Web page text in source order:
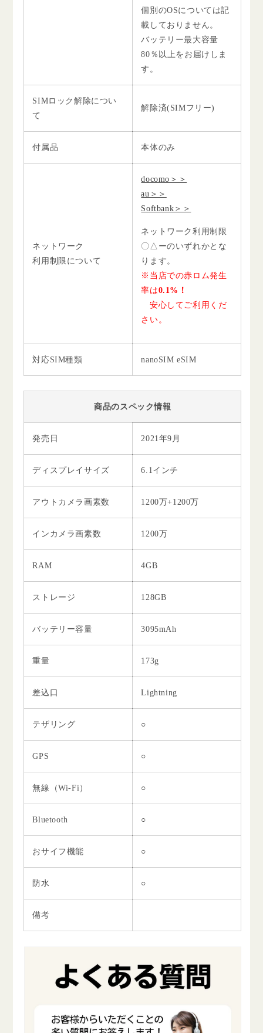
個別のOSについては記
載しておりません。
バッテリー最大容量
80％以上をお届けしま
す。
SIMロック解除につい
て
解除済(SIMフリー)
付属品 本体のみ
ネットワーク
利用制限について
docomo＞＞
au＞＞
Softbank＞＞
ネットワーク利用制限
〇△ーのいずれかとな
ります。
※当店での赤ロム発生
率は0.1%！
安心してご利用くだ
さい。
対応SIM種類 nanoSIM eSIM
商品のスペック情報
発売日 2021年9月
ディスプレイサイズ 6.1インチ
アウトカメラ画素数 1200万+1200万
インカメラ画素数 1200万
RAM 4GB
ストレージ 128GB
バッテリー容量 3095mAh
重量 173g
差込口 Lightning
テザリング ○
GPS ○
無線（Wi-Fi） ○
Bluetooth ○
おサイフ機能 ○
防水 ○
備考